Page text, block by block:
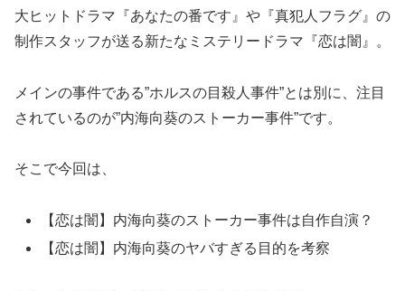
大ヒットドラマ『あなたの番です』や『真犯人フラグ』の
制作スタッフが送る新たなミステリードラマ『恋は闇』。
メインの事件である”ホルスの目殺人事件”とは別に、注目
されているのが”内海向葵のストーカー事件”です。
そこで今回は、
【恋は闇】内海向葵のストーカー事件は自作自演？
【恋は闇】内海向葵のヤバすぎる目的を考察